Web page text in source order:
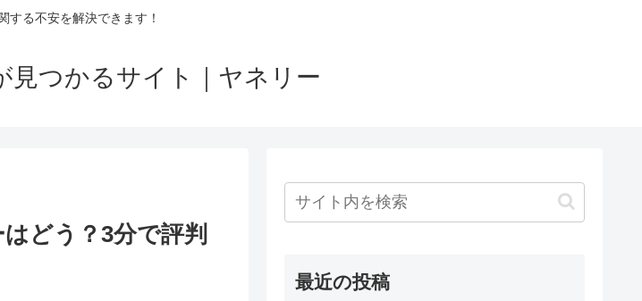
する不安を解決できます！
見つかるサイト｜ヤネリー
どう？3分で評判
最近の投稿